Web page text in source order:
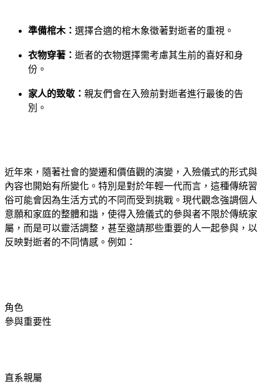
準備棺木： 選擇合適的棺木象徵著對逝者的重視。
衣物穿著： 逝者的衣物選擇需考慮其生前的喜好和身
份。
家人的致敬： 親友們會在入殮前對逝者進行最後的告
別。
近年來，隨著社會的變遷和價值觀的演變，入殮儀式的形式與
內容也開始有所變化。特別是對於年輕一代而言，這種傳統習
俗可能會因為生活方式的不同而受到挑戰。現代觀念強調個人
意願和家庭的整體和諧，使得入殮儀式的參與者不限於傳統家
屬，而是可以靈活調整，甚至邀請那些重要的人一起參與，以
反映對逝者的不同情感。例如：
角色
參與重要性
直系親屬